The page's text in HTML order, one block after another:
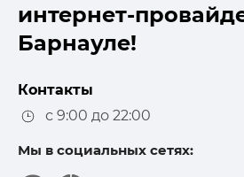
интернет-
Барнауле!
Контакты
с 9:00 до 22:00
Мы в социальных сетях: